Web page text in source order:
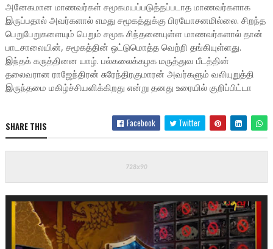
அனேகமான மாணவர்கள் சமூகமயப்படுத்தப்படாத மாணவர்களாக
இருப்பதால் அவர்களால் எமது சமூகத்துக்கு பிரயோசனமில்லை. சிறந்த
பெறுபேறுகளையும் பெறும் சமூக சிந்தனையுள்ள மாணவர்களால் தான்
பாடசாலையின், சமூகத்தின் ஒட்டுமொத்த வெற்றி தங்கியுள்ளது.
இந்தக் கருத்தினை யாழ். பல்கலைக்கழக மருத்துவ பீடத்தின்
தலைவரான ராஜேந்திரன் சுரேந்திரகுமாரன் அவர்களும் வலியுறுத்தி
இருந்தமை மகிழ்ச்சியளிக்கிறது என்று தனது உரையில் குறிப்பிட்டா
SHARE THIS Facebook Twitter